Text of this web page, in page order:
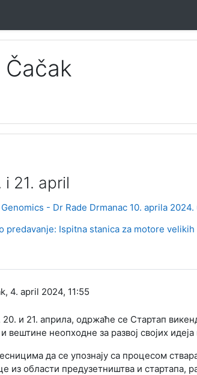
21. april
- Dr Rade Drmanac 10. aprila 2024.
predavanje: Ispitna stanica za motore
4. april 2024, 11:55
и 21. априла, одржаће се Стартап
вештине неопходне за развој својих
да се упознају са процесом
из области предузетништва и стартапа,